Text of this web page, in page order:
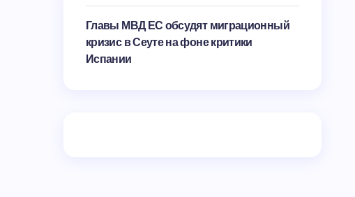
Главы МВД ЕС обсудят миграционный
кризис в Сеуте на фоне критики
Испании